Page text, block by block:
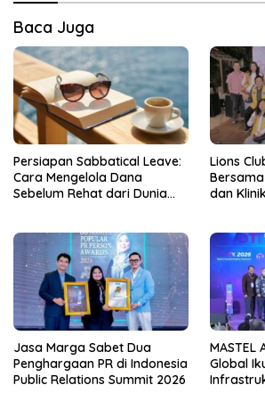
Baca Juga
Persiapan Sabbatical Leave:
Cara Mengelola Dana
Sebelum Rehat dari Dunia
Lions
dan
Bakti
Jasa Marga Sabet Dua
Penghargaan PR di Indonesia
Public Relations Summit 2026
Global